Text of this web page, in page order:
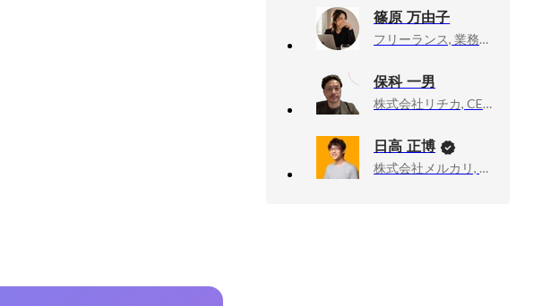
篠原 万由子
フリーランス, 業務委託
保科 一男
株式会社リチカ, CEO室 事業開発
日高 正博
株式会社メルカリ, メルペイ エキスパート（Android）